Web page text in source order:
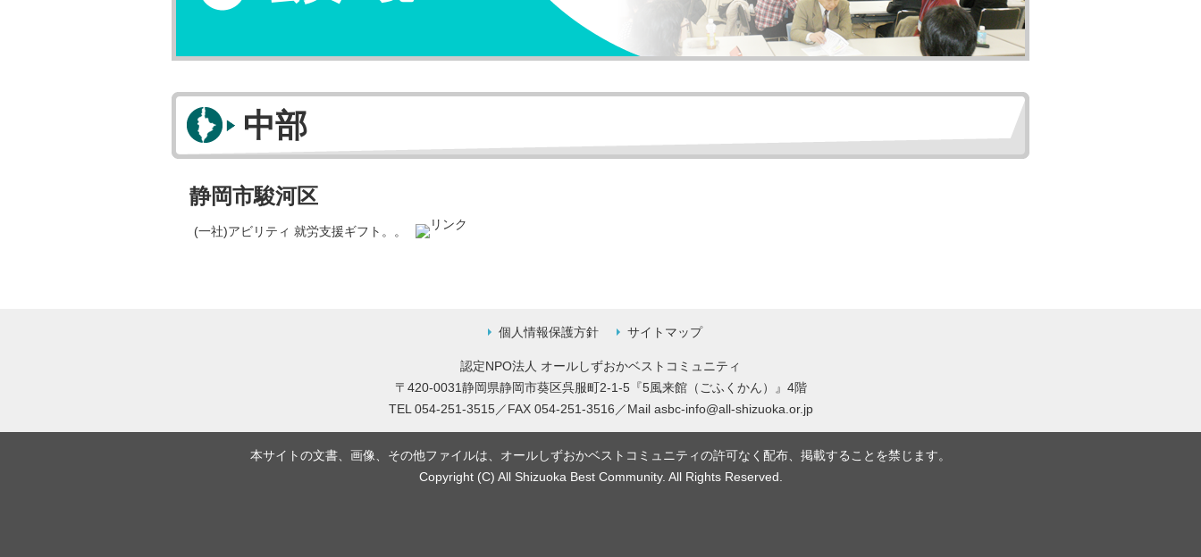
中部
静岡市駿河区
(一社)アビリティ 就労支援ギフト。。
個人情報保護方針 サイトマップ
認定NPO法人 オールしずおかベストコミュニティ
〒420-0031静岡県静岡市葵区呉服町2-1-5『5風来館（ごふくかん）』4階
TEL 054-251-3515／FAX 054-251-3516／Mail asbc-info@all-shizuoka.or.jp
本サイトの文書、画像、その他ファイルは、オールしずおかベストコミュニティの許可なく配布、掲載することを禁じます。
Copyright (C) All Shizuoka Best Community. All Rights Reserved.